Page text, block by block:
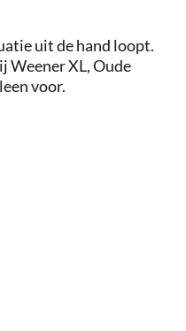
uit de hand loopt.
Weener XL, Oude
voor.